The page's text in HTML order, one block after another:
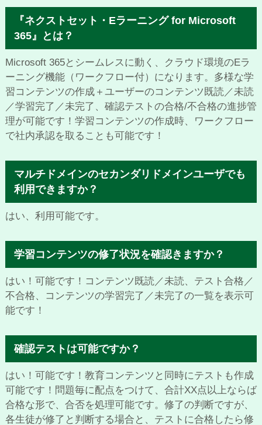
『ネクストセット・Eラーニング for Microsoft
365』とは？
Microsoft 365とシームレスに動く、クラウド環境のEラ
ーニング機能（ワークフロー付）になります。多様な学
習コンテンツの作成＋ユーザーのコンテンツ既読／未読
／学習完了／未完了、確認テストの合格/不合格の進捗管
理が可能です！学習コンテンツの作成時、ワークフロー
で社内承認を取ることも可能です！
マルチドメインのセカンダリドメインユーザでも
利用できますか？
はい、利用可能です。
学習コンテンツの修了状況を確認きますか？
はい！可能です！コンテンツ既読／未読、テスト合格／
不合格、コンテンツの学習完了／未完了の一覧を表示可
能です！
確認テストは可能ですか？
はい！可能です！教育コンテンツと同時にテストも作成
可能です！問題毎に配点をつけて、合計XX点以上ならば
合格な形で、合否を処理可能です。修了の判断ですが、
各生徒が修了と判断する場合と、テストに合格したら修